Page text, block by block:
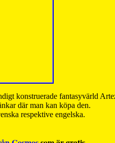
konstruerade fantasyvärld
där man kan köpa den.
respektive engelska.